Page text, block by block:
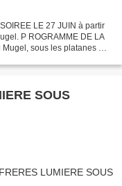
LE 27 JUIN à partir
P ROGRAMME DE LA
sous les platanes de
SOUS